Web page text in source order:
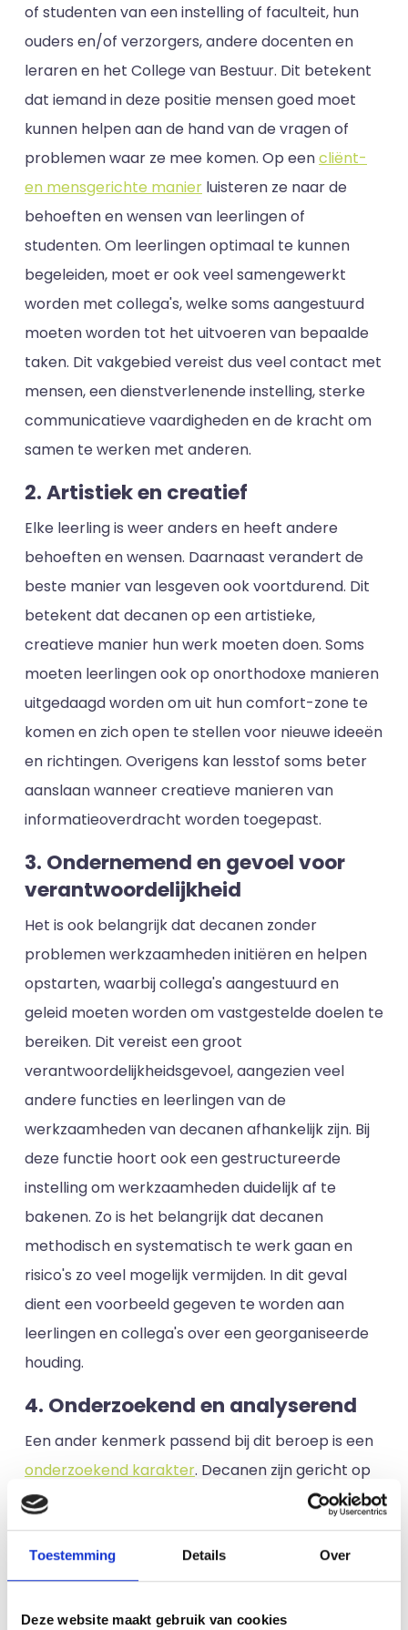
Toestemming Details Over
Deze website maakt gebruik van cookies
of studenten van een instelling of faculteit, hun
ouders en/of verzorgers, andere docenten en
leraren en het College van Bestuur. Dit betekent
dat iemand in deze positie mensen goed moet
kunnen helpen aan de hand van de vragen of
problemen waar ze mee komen. Op eencliënt-
en mensgerichte manier luisteren ze naar de
behoeften en wensen van leerlingen of
studenten. Om leerlingen optimaal te kunnen
begeleiden, moet er ook veel samengewerkt
worden met collega's, welke soms aangestuurd
moeten worden tot het uitvoeren van bepaalde
taken. Dit vakgebied vereist dus veel contact met
mensen, een dienstverlenende instelling, sterke
communicatieve vaardigheden en de kracht om
samen te werken met anderen.
2. Artistiek en creatief
Elke leerling is weer anders en heeft andere
behoeften en wensen. Daarnaast verandert de
beste manier van lesgeven ook voortdurend. Dit
betekent dat decanen op een artistieke,
creatieve manier hun werk moeten doen. Soms
moeten leerlingen ook op onorthodoxe manieren
uitgedaagd worden om uit hun comfort-zone te
komen en zich open te stellen voor nieuwe ideeën
en richtingen. Overigens kan lesstof soms beter
aanslaan wanneer creatieve manieren van
informatieoverdracht worden toegepast.
3. Ondernemend en gevoel voor
verantwoordelijkheid
Het is ook belangrijk dat decanen zonder
problemen werkzaamheden initiëren en helpen
opstarten, waarbij collega's aangestuurd en
geleid moeten worden om vastgestelde doelen te
bereiken. Dit vereist een groot
verantwoordelijkheidsgevoel, aangezien veel
andere functies en leerlingen van de
werkzaamheden van decanen afhankelijk zijn. Bij
deze functie hoort ook een gestructureerde
instelling om werkzaamheden duidelijk af te
bakenen. Zo is het belangrijk dat decanen
methodisch en systematisch te werk gaan en
risico's zo veel mogelijk vermijden. In dit geval
dient een voorbeeld gegeven te worden aan
leerlingen en collega's over een georganiseerde
houding.
4. Onderzoekend en analyserend
Een ander kenmerk passend bij dit beroep is een
onderzoekend karakter. Decanen zijn gericht op
het verzamelen van interessante en belangrijke
informatie en gegevens om oplossingen en
verklaringen te vinden bij een situatie. Ze
analyseren en observeren een situatie om op een
logische manier tot oplossingen te komen. Dit